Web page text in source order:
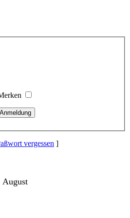
Anmeldung
vergessen ]
August